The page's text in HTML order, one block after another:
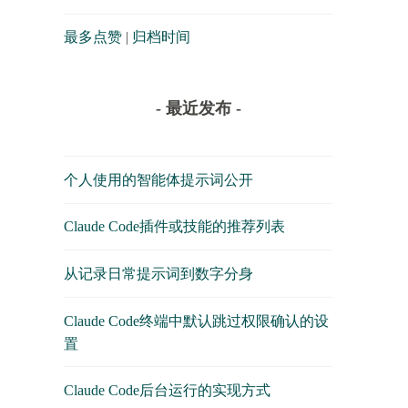
最多点赞 归档时间
- 最近发布 -
个人使用的智能体提示词公开
Claude Code插件或技能的推荐列表
从记录日常提示词到数字分身
Claude Code终端中默认跳过权限确认的设
置
Claude Code后台运行的实现方式